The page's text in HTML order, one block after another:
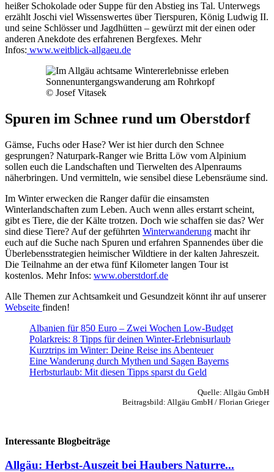
heißer Schokolade oder Suppe für den Abstieg ins Tal. Unterwegs
erzählt Joschi viel Wissenswertes über Tierspuren, König Ludwig II.
und seine Schlösser und Jagdhütten – gewürzt mit der einen oder
anderen Anekdote des erfahrenen Bergfexes. Mehr
Infos: www.weitblick-allgaeu.de
Sonnenuntergangswanderung am Rohrkopf
© Josef Vitasek
Spuren im Schnee rund um Oberstdorf
Gämse, Fuchs oder Hase? Wer ist hier durch den Schnee
gesprungen? Naturpark-Ranger wie Britta Löw vom Alpinium
sollen euch die Landschaften und Tierwelten des Alpenraums
näherbringen. Und vermitteln, wie sensibel diese Lebensräume sind.
Im Winter erwecken die Ranger dafür die einsamsten
Winterlandschaften zum Leben. Auch wenn alles erstarrt scheint,
gibt es Tiere, die der Kälte trotzen. Doch wie schaffen sie das? Wer
sind diese Tiere? Auf der geführten Winterwanderung macht ihr
euch auf die Suche nach Spuren und erfahren Spannendes über die
Überlebensstrategien heimischer Wildtiere in der kalten Jahreszeit.
Die Teilnahme an der etwa fünf Kilometer langen Tour ist
kostenlos. Mehr Infos: www.oberstdorf.de
Alle Themen zur Achtsamkeit und Gesundzeit könnt ihr auf unserer
Webseite finden!
Albanien für 850 Euro – Zwei Wochen Low-Budget
Polarkreis: 8 Tipps für deinen Winter-Erlebnisurlaub
Kurztrips im Winter: Deine Reise ins Abenteuer
Eine Wanderung durch Mythen und Sagen Bayerns
Herbsturlaub: Mit diesen Tipps sparst du Geld
Quelle: Allgäu GmbH
Beitragsbild: Allgäu GmbH / Florian Grieger
Interessante Blogbeiträge
Allgäu: Herbst-Auszeit bei Haubers Naturre...